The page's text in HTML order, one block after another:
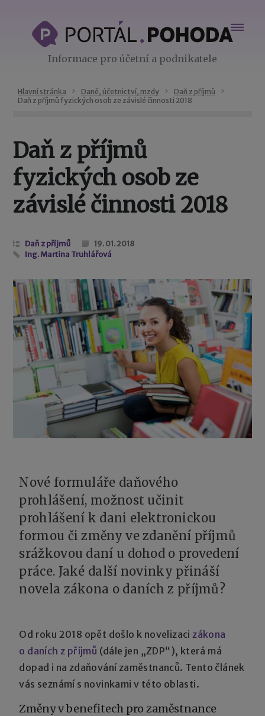
Informace pro účetní a podnikatele
Hlavní stránka Daně, účetnictví, mzdy
Daň z příjmů
Daň z příjmů fyzických osob ze závislé činnosti 2018
Daň z příjmů
fyzických osob ze
závislé činnosti 2018
Daň z příjmů
19. 01. 2018
Ing. Martina Truhlářová
Nové formuláře daňového
prohlášení, možnost učinit
prohlášení k dani elektronickou
formou či změny ve zdanění příjmů
srážkovou daní u dohod o provedení
práce. Jaké další novinky přináší
novela zákona o daních z příjmů?
Od roku 2018 opět došlo k novelizaci zákona
o daních z příjmů (dále jen „ZDP“), která má
dopad i na zdaňování zaměstnanců. Tento článek
vás seznámí s novinkami v této oblasti.
Změny v benefitech pro zaměstnance